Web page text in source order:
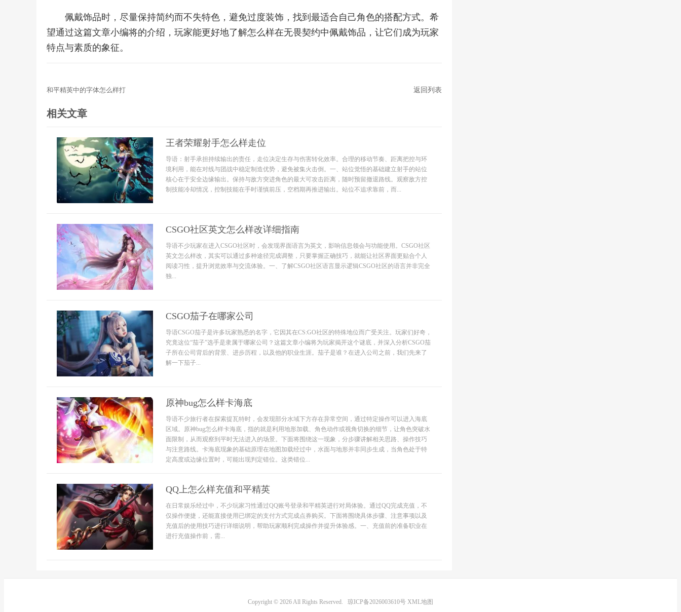
佩戴饰品时，尽量保持简约而不失特色，避免过度装饰，找到最适合自己角色的搭配方式。希
望通过这篇文章小编将的介绍，玩家能更好地了解怎么样在无畏契约中佩戴饰品，让它们成为玩家
特点与素质的象征。
和平精英中的字体怎么样打 返回列表
相关文章
王者荣耀射手怎么样走位
导语：射手承担持续输出的责任，走位决定生存与伤害转化效率。合理的移动节奏、距离把控与环
境利用，能在对线与团战中稳定制造优势，避免被集火击倒。一、站位觉悟的基础建立射手的站位
核心在于安全边缘输出。保持与敌方突进角色的最大可攻击距离，随时预留撤退路线。观察敌方控
制技能冷却情况，控制技能在手时谨慎前压，空档期再推进输出。站位不追求靠前，而...
CSGO社区英文怎么样改详细指南
导语不少玩家在进入CSGO社区时，会发现界面语言为英文，影响信息领会与功能使用。CSGO社区
英文怎么样改，其实可以通过多种途径完成调整，只要掌握正确技巧，就能让社区界面更贴合个人
阅读习性，提升浏览效率与交流体验。一、了解CSGO社区语言显示逻辑CSGO社区的语言并非完全
独...
CSGO茄子在哪家公司
导语CSGO茄子是许多玩家熟悉的名字，它因其在CS:GO社区的特殊地位而广受关注。玩家们好奇，
究竟这位“茄子”选手是隶属于哪家公司？这篇文章小编将为玩家揭开这个谜底，并深入分析CSGO茄
子所在公司背后的背景、进步历程，以及他的职业生涯。茄子是谁？在进入公司之前，我们先来了
解一下茄子...
原神bug怎么样卡海底
导语不少旅行者在探索提瓦特时，会发现部分水域下方存在异常空间，通过特定操作可以进入海底
区域。原神bug怎么样卡海底，指的就是利用地形加载、角色动作或视角切换的细节，让角色突破水
面限制，从而观察到平时无法进入的场景。下面将围绕这一现象，分步骤讲解相关思路、操作技巧
与注意路线。卡海底现象的基础原理在地图加载经过中，水面与地形并非同步生成，当角色处于特
定高度或边缘位置时，可能出现判定错位。这类错位...
QQ上怎么样充值和平精英
在日常娱乐经过中，不少玩家习性通过QQ账号登录和平精英进行对局体验。通过QQ完成充值，不
仅操作便捷，还能直接使用已绑定的支付方式完成点券购买。下面将围绕具体步骤、注意事项以及
充值后的使用技巧进行详细说明，帮助玩家顺利完成操作并提升体验感。一、充值前的准备职业在
进行充值操作前，需...
Copyright © 2026 All Rights Reserved. 琼ICP备2026003610号 XML地图